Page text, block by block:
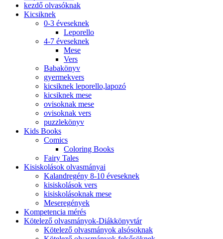
kezdő olvasóknak
Kicsiknek
0-3 éveseknek
Leporello
4-7 éveseknek
Mese
Vers
Babakönyv
gyermekvers
kicsiknek leporello,lapozó
kicsiknek mese
ovisoknak mese
ovisoknak vers
puzzlekönyv
Kids Books
Comics
Coloring Books
Fairy Tales
Kisiskolások olvasmányai
Kalandregény 8-10 éveseknek
kisiskolások vers
kisiskolásoknak mese
Meseregények
Kompetencia mérés
Kötelező olvasmányok-Diákkönyvtár
Kötelező olvasmányok alsósoknak